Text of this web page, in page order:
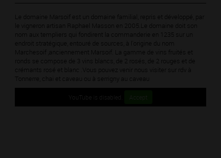
Le domaine Marsoif est un domaine familial, repris et développé, par
le vigneron artisan Raphael Masson en 2005.Le domaine doit son
nom aux templiers qui fondirent la commanderie en 1235 sur un
endroit stratégique, entouré de sources, à l'origine du nom
Marchesoif ,anciennement Marsoif. La gamme de vins fruités et
ronds se compose de 3 vins blancs, de 2 rosés, de 2 rouges et de
crémants rosé et blanc .Vous pouvez venir nous visiter sur rdv à
Tonnerre, chai et caveau ou à serrigny au caveau
YouTube is disabled. Accept